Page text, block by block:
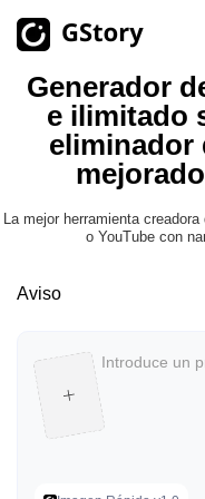
Producto
Generación de IA
Generador de imágenes con
Imagen AI a vídeo Ilimitado
Traductor de vídeo
Creador de clips con IA
Generador
e ilimitado
eliminador
La mejor herramienta
o YouTube con
Aviso